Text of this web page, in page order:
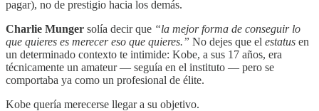
pagar), no de prestigio hacia los demás.
Charlie Munger solía decir que “la mejor forma de conseguir lo
que quieres es merecer eso que quieres.” No dejes que el estatus en
un determinado contexto te intimide: Kobe, a sus 17 años, era
técnicamente un amateur — seguía en el instituto — pero se
comportaba ya como un profesional de élite.
Kobe quería merecerse llegar a su objetivo.